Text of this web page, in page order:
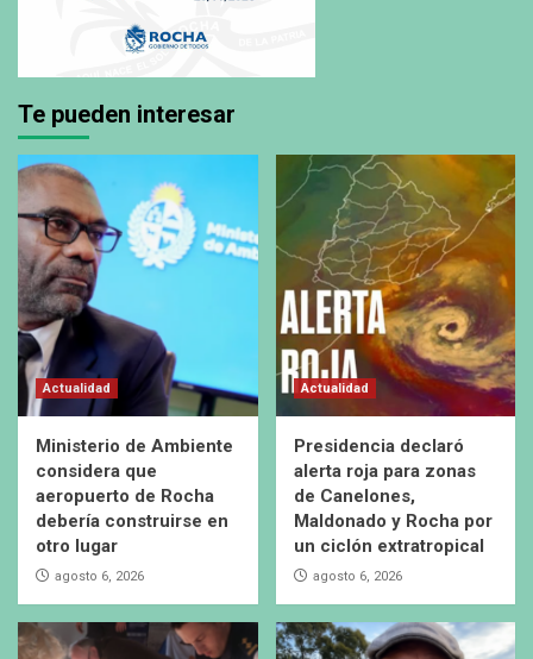
Te pueden interesar
Actualidad
Ministerio de Ambiente
considera que
aeropuerto de Rocha
debería construirse en
otro lugar
agosto 6, 2026
Actualidad
Presidencia declaró
alerta roja para zonas
de Canelones,
Maldonado y Rocha por
un ciclón extratropical
agosto 6, 2026